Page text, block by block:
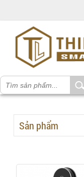
70000,
0981829491
Sản phẩm